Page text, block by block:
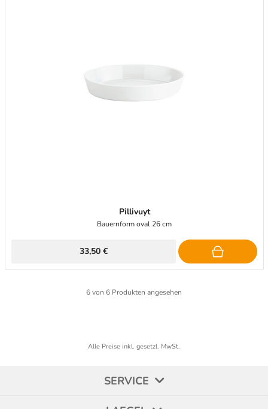
Pillivuyt
Bauernform oval 26 cm
33,50 €
6von 6 Produkten angesehen
Alle Preise inkl. gesetzl. MwSt.
SERVICE